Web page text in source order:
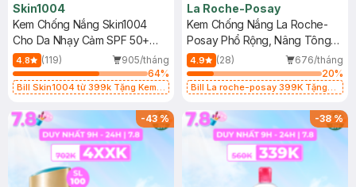
Skin1004
Kem Chống Nắng Skin1004
Cho Da Nhạy Cảm SPF 50+
50ml
4.8 (119)
905/tháng
64%
Bill Skin1004 từ 399k Tặng Kem
SPF 50+ 20ml (SL Có Hạn)
La Roche-Posay
Kem Chống Nắng La Roche-
Posay Phổ Rộng, Nâng Tông
Kiềm Dầu 50ml
4.9 (28)
676/tháng
20%
Bill La roche-posay 399K Tặng
(SL có hạn)
-43% -38%